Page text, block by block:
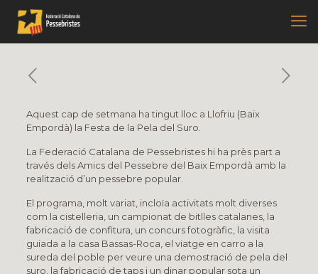
Aquest cap de setmana ha tingut lloc a Llofriu (Baix
Empordà) la Festa de la Pela del Suro.
La Federació Catalana de Pessebristes hi ha près part a
través dels Amics del Pessebre del Baix Empordà amb la
realització d’un pessebre popular.
El programa, molt variat, incloïa activitats molt diverses
com la cistelleria, un campionat de bitlles catalanes, la
fabricació de confitura, un concurs fotogràfic, la visita
guiada a la casa Bassas-Roca, el viatge en carro a la
sureda del poble per veure una demostració de pela del
suro, la fabricació de taps i un dinar popular sota un